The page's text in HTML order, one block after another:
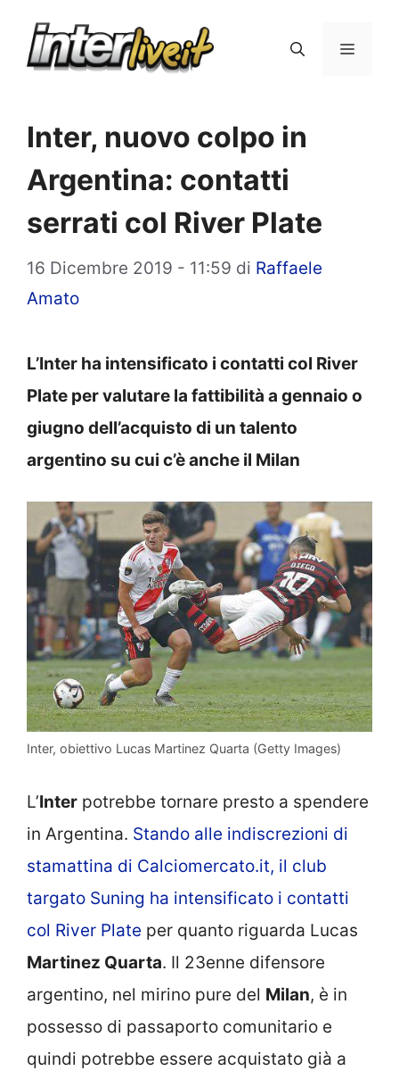
Menu
Inter, nuovo colpo in
Argentina: contatti
serrati col River Plate
16 Dicembre 2019 - 11:59 di Raffaele
Amato
L’Inter ha intensificato i contatti col River
Plate per valutare la fattibilità a gennaio o
giugno dell’acquisto di un talento
argentino su cui c’è anche il Milan
Inter, obiettivo Lucas Martinez Quarta (Getty Images)
L’Inter potrebbe tornare presto a spendere
in Argentina. Stando alle indiscrezioni di
stamattina di Calciomercato.it, il club
targato Suning ha intensificato i contatti
col River Plate per quanto riguarda Lucas
Martinez Quarta. Il 23enne difensore
argentino, nel mirino pure del Milan, è in
possesso di passaporto comunitario e
quindi potrebbe essere acquistato già a